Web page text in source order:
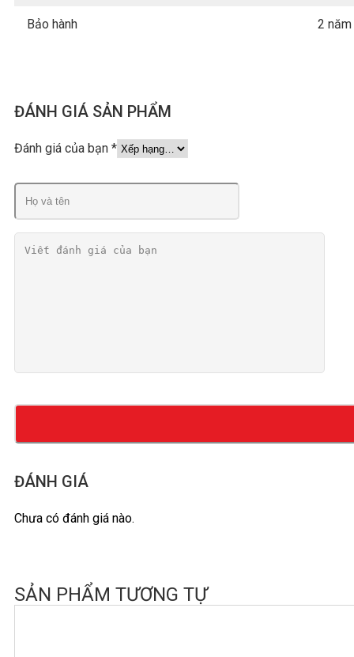
Bảo hành 2 năm
ĐÁNH GIÁ
Chưa có đánh giá nào.
ĐÁNH GIÁ SẢN PHẨM
Đánh giá của bạn *
SẢN PHẨM TƯƠNG TỰ